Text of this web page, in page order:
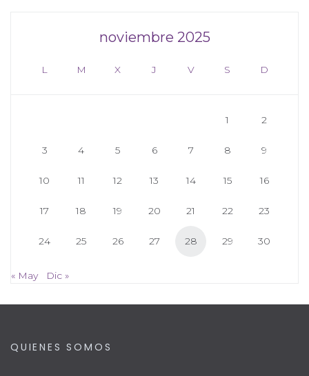
noviembre 2025
L M X J V S D
1 2
3 4 5 6 7 8 9
10 11 12 13 14 15 16
17 18 19 20 21 22 23
24 25 26 27 28 29 30
« May Dic »
QUIENES SOMOS